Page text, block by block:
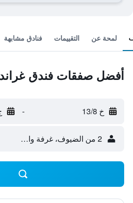
لمحة عن التقييمات فنادق مشابهة
أفضل صفقات فندق غراند
خ 13/8 - ج
2 من الضيوف، غرفة واحدة